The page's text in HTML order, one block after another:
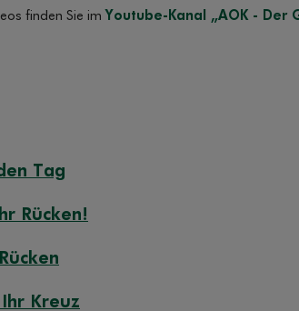
finden Sie im Youtube-Kanal „AOK - Der
Tag
Rücken!
Ihr Kreuz